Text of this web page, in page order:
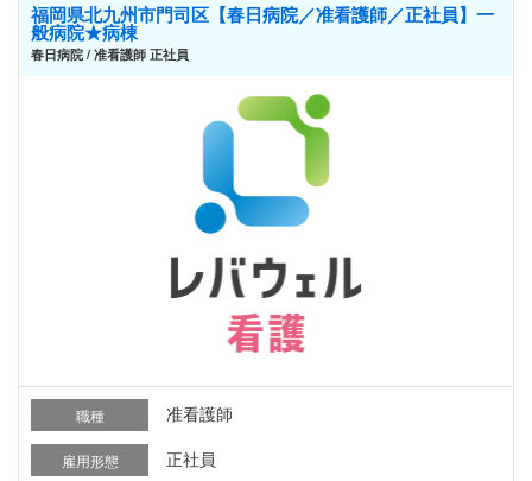
福岡県北九州市門司区【春日病院／准看護師／正社員】一
般病院★病棟
春日病院 / 准看護師 正社員
職種 准看護師
雇用形態 正社員